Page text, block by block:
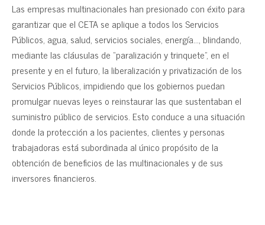
Las empresas multinacionales han presionado con éxito para
garantizar que el CETA se aplique a todos los Servicios
Públicos, agua, salud, servicios sociales, energía…, blindando,
mediante las cláusulas de “paralización y trinquete”, en el
presente y en el futuro, la liberalización y privatización de los
Servicios Públicos, impidiendo que los gobiernos puedan
promulgar nuevas leyes o reinstaurar las que sustentaban el
suministro público de servicios. Esto conduce a una situación
donde la protección a los pacientes, clientes y personas
trabajadoras está subordinada al único propósito de la
obtención de beneficios de las multinacionales y de sus
inversores financieros.